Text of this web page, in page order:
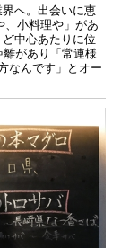
へ。出会いに恵
、小料理や」があ
中心あたりに位
があり「常連様
なんです」とオー